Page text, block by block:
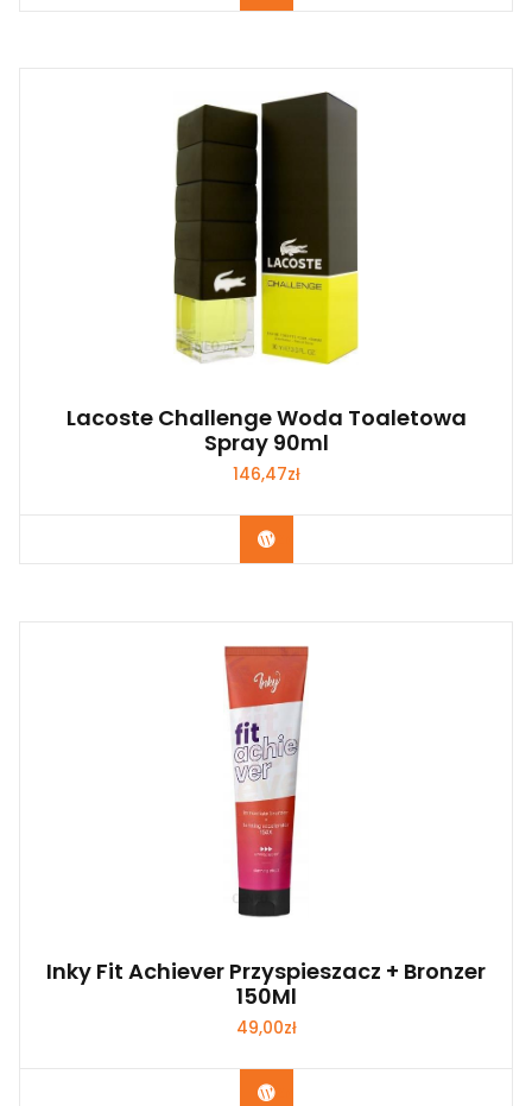
Lacoste Challenge Woda Toaletowa
Spray 90ml
146,47zł
Zobacz
Inky Fit Achiever Przyspieszacz + Bronzer
150Ml
49,00zł
Zobacz